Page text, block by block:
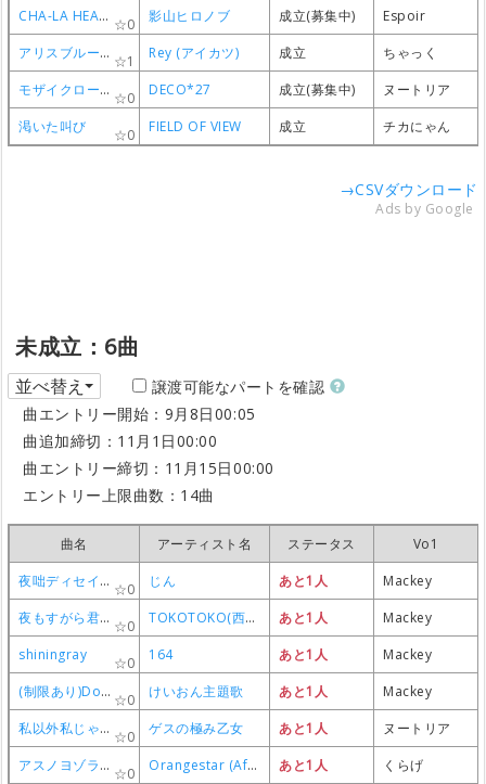
CHA-LA HEAD-CHA-LA
0 影山ヒロノブ 成立(募集中)
Espoir
アリスブルーのキス
1 Rey (アイカツ) 成立
ちゃっく
モザイクロール
0 DECO*27 成立(募集中)
ヌートリア
渇いた叫び
0 FIELD OF VIEW 成立 チカにゃん
CHA-LA HEAD-CHA-LA
0 影山ヒロノブ 成立(募集中)
Espoir
アリスブルーのキス
1 Rey (アイカツ) 成立
ちゃっく
モザイクロール
0 DECO*27 成立(募集中)
ヌートリア
渇いた叫び
0 FIELD OF VIEW 成立 チカにゃん
CHA-LA HEAD-CHA-LA
0 影山ヒロノブ 成立(募集中)
Espoir
アリスブルーのキス
1 Rey (アイカツ) 成立
ちゃっく
モザイクロール
0 DECO*27 成立(募集中)
ヌートリア
渇いた叫び
0 FIELD OF VIEW 成立 チカにゃん
CHA-LA HEAD-CHA-LA
0 影山ヒロノブ 成立(募集中)
Espoir
アリスブルーのキス
1 Rey (アイカツ) 成立
ちゃっく
モザイクロール
0 DECO*27 成立(募集中)
ヌートリア
渇いた叫び
0 FIELD OF VIEW 成立 チカにゃん
→CSVダウンロード
Ads by Google
未成立：6曲
並べ替え
譲渡可能なパートを確認
曲エントリー開始：9月8日00:05
曲追加締切：11月1日00:00
曲エントリー締切：11月15日00:00
エントリー上限曲数：14曲
曲名 アーティスト名 ステータス
Vo1
夜咄ディセイブ
0 じん あと1人
Mackey
夜もすがら君想ふ
0 TOKOTOKO(西沢さんＰ) あと1人
Mackey
shiningray
0 164 あと1人
Mackey
(制限あり)Don't say "lazy"
0 けいおん主題歌 あと1人
Mackey
私以外私じゃないの
0 ゲスの極み乙女 あと1人
ヌートリア
アスノヨゾラ哨戒班 (Afterglowカバー)
0 Orangestar (Afterglow) あと1人 くらげ
曲名 アーティスト名 ステータス
Vo1
夜咄ディセイブ
0 じん あと1人
Mackey
夜もすがら君想ふ
0 TOKOTOKO(西沢さんＰ) あと1人
Mackey
shiningray
0 164 あと1人
Mackey
(制限あり)Don't say "lazy"
0 けいおん主題歌 あと1人
Mackey
私以外私じゃないの
0 ゲスの極み乙女 あと1人
ヌートリア
アスノヨゾラ哨戒班 (Afterglowカバー)
0 Orangestar (Afterglow) あと1人 くらげ
曲名 アーティスト名 ステータス
Vo1
夜咄ディセイブ
0 じん あと1人
Mackey
夜もすがら君想ふ
0 TOKOTOKO(西沢さんＰ) あと1人
Mackey
shiningray
0 164 あと1人
Mackey
(制限あり)Don't say "lazy"
0 けいおん主題歌 あと1人
Mackey
私以外私じゃないの
0 ゲスの極み乙女 あと1人
ヌートリア
アスノヨゾラ哨戒班 (Afterglowカバー)
0 Orangestar (Afterglow) あと1人 くらげ
曲名 アーティスト名 ステータス
Vo1
夜咄ディセイブ
0 じん あと1人
Mackey
夜もすがら君想ふ
0 TOKOTOKO(西沢さんＰ) あと1人
Mackey
shiningray
0 164 あと1人
Mackey
(制限あり)Don't say "lazy"
0 けいおん主題歌 あと1人
Mackey
私以外私じゃないの
0 ゲスの極み乙女 あと1人
ヌートリア
アスノヨゾラ哨戒班 (Afterglowカバー)
0 Orangestar (Afterglow) あと1人 くらげ